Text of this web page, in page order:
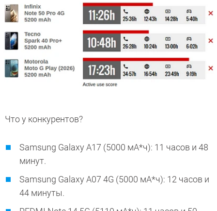
Что у конкурентов?
Samsung Galaxy A17 (5000 мА*ч): 11 часов и 48
минут.
Samsung Galaxy A07 4G (5000 мА*ч): 12 часов и
44 минуты.